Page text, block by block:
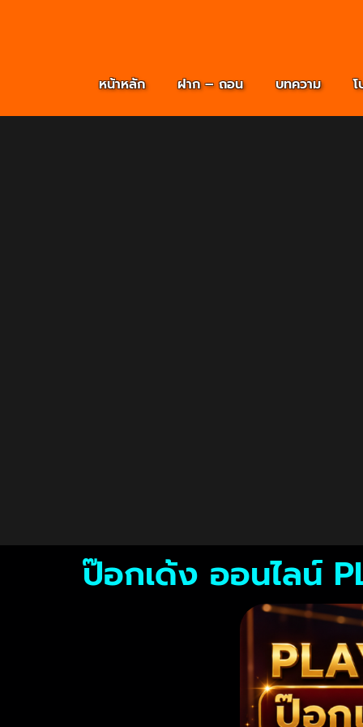
หน้าหลัก ฝาก – ถอน บทความ
ป๊อกเด้ง ออนไลน์